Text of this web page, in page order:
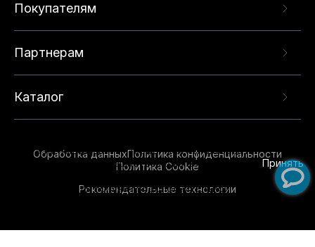
Покупателям
Партнерам
Каталог
Обработка данныхПолитика конфиденциальности
Политика Cookie
Рекомендательные технологии
опыта на нашем сайте. Продолжая использовать
данный сайт, вы соглашаетесь с использованием
технологий. Для получения дополнительной
Принять